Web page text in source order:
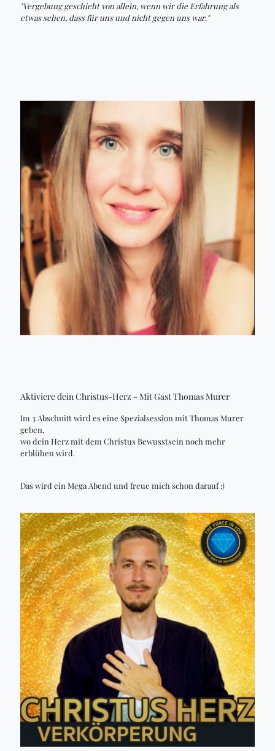
"Vergebung geschieht von allein, wenn wir die Erfahrung als
etwas sehen, dass für uns und nicht gegen uns war."
Aktiviere dein Christus-Herz - Mit Gast Thomas Murer
Im 3 Abschnitt wird es eine Spezialsession mit Thomas Murer
geben,
wo dein Herz mit dem Christus Bewusstsein noch mehr
erblühen wird.
Das wird ein Mega Abend und freue mich schon darauf :)